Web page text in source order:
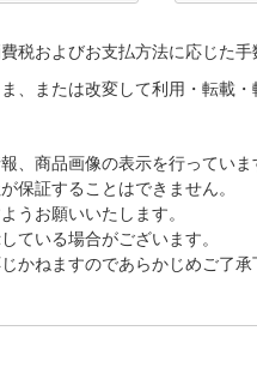
およびお支払方法に応じた手
または改変して利用・転載・
、商品画像の表示を行っていま
保証することはできません。
うお願いいたします。
ている場合がございます。
かねますのであらかじめご了承